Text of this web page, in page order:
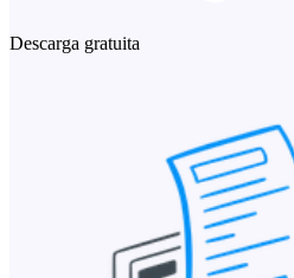
Descarga gratuita